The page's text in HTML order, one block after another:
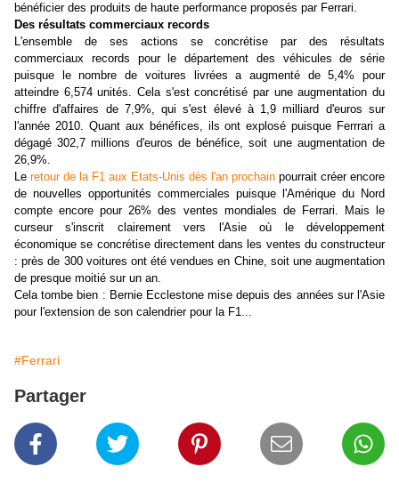
bénéficier des produits de haute performance proposés par Ferrari.
Des résultats commerciaux records
L'ensemble de ses actions se concrétise par des résultats
commerciaux records pour le département des véhicules de série
puisque le nombre de voitures livrées a augmenté de 5,4% pour
atteindre 6,574 unités. Cela s'est concrétisé par une augmentation du
chiffre d'affaires de 7,9%, qui s'est élevé à 1,9 milliard d'euros sur
l'année 2010. Quant aux bénéfices, ils ont explosé puisque Ferrrari a
dégagé 302,7 millions d'euros de bénéfice, soit une augmentation de
26,9%.
Le retour de la F1 aux Etats-Unis dès l'an prochain pourrait créer encore
de nouvelles opportunités commerciales puisque l'Amérique du Nord
compte encore pour 26% des ventes mondiales de Ferrari. Mais le
curseur s'inscrit clairement vers l'Asie où le développement
économique se concrétise directement dans les ventes du constructeur
: près de 300 voitures ont été vendues en Chine, soit une augmentation
de presque moitié sur un an.
Cela tombe bien : Bernie Ecclestone mise depuis des années sur l'Asie
pour l'extension de son calendrier pour la F1...
#Ferrari
Partager